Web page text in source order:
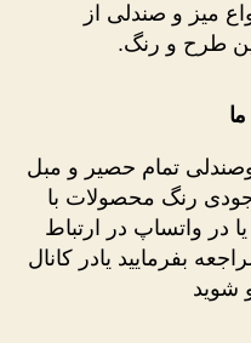
میز و صندلی از
طرح و رنگ.
تمام حصیر و مبل
رنگ محصولات با
در واتساپ در ارتباط
بفرمایید یادر کانال
شوید